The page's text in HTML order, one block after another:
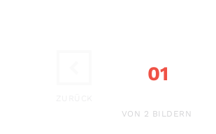
01
VON 2 BILDERN